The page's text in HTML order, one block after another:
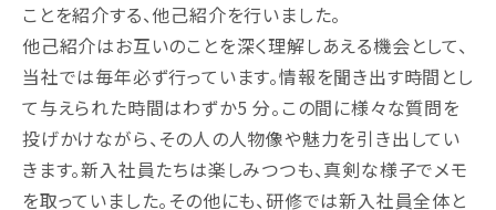
ことを紹介する、他己紹介を⾏いました。
他己紹介はお互いのことを深く理解しあえる機会として、
当社では毎年必ず⾏っています。情報を聞き出す時間とし
て与えられた時間はわずか5 分。この間に様々な質問を
投げかけながら、その人の人物像や魅⼒を引き出してい
きます。新⼊社員たちは楽しみつつも、真剣な様子でメモ
を取っていました。その他にも、研修では新⼊社員全体と